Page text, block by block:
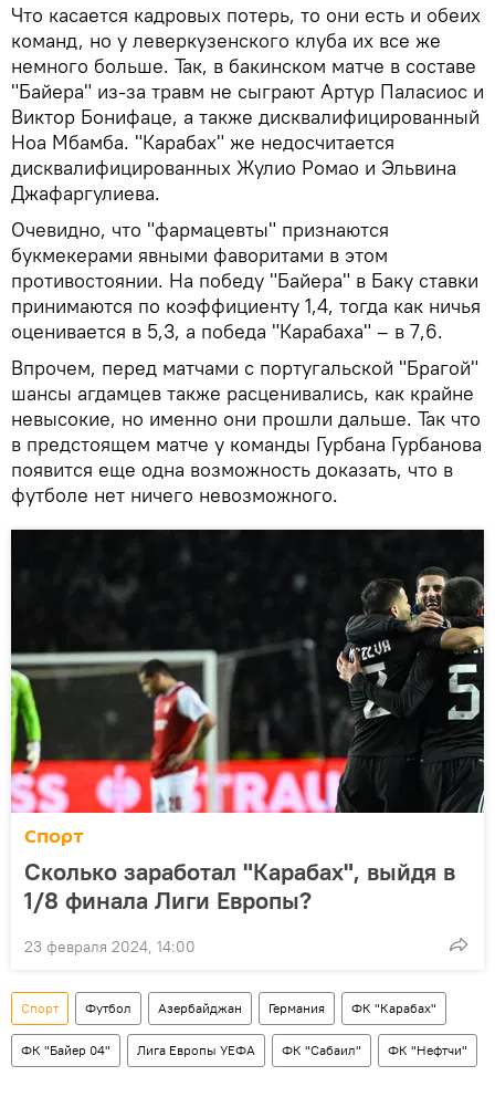
Что касается кадровых потерь, то они есть и обеих
команд, но у леверкузенского клуба их все же
немного больше. Так, в бакинском матче в составе
"Байера" из-за травм не сыграют Артур Паласиос и
Виктор Бонифаце, а также дисквалифицированный
Ноа Мбамба. "Карабах" же недосчитается
дисквалифицированных Жулио Ромао и Эльвина
Джафаргулиева.
Очевидно, что "фармацевты" признаются
букмекерами явными фаворитами в этом
противостоянии. На победу "Байера" в Баку ставки
принимаются по коэффициенту 1,4, тогда как ничья
оценивается в 5,3, а победа "Карабаха" – в 7,6.
Впрочем, перед матчами с португальской "Брагой"
шансы агдамцев также расценивались, как крайне
невысокие, но именно они прошли дальше. Так что
в предстоящем матче у команды Гурбана Гурбанова
появится еще одна возможность доказать, что в
футболе нет ничего невозможного.
Спорт
Сколько заработал "Карабах", выйдя в
1/8 финала Лиги Европы?
23 февраля 2024, 14:00
Спорт Футбол Азербайджан Германия ФК "Карабах"
ФК "Байер 04" Лига Европы УЕФА ФК "Сабаил" ФК "Нефтчи"